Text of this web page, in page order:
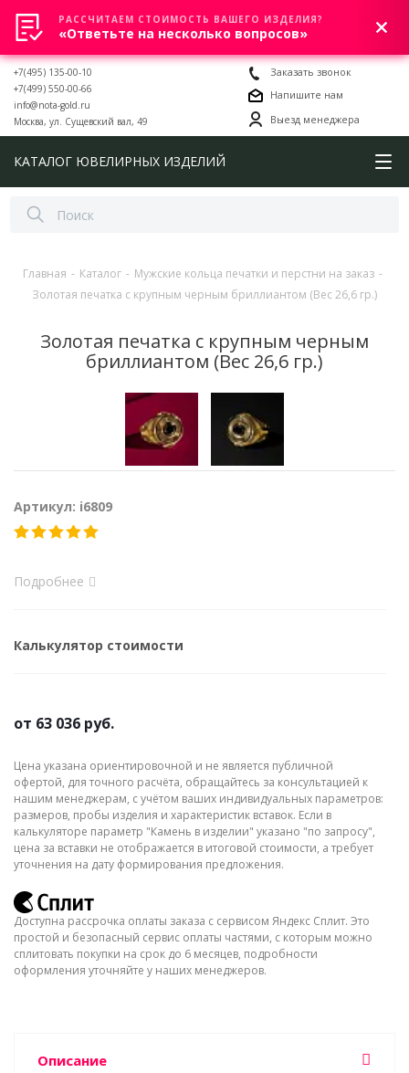
0
+7(495) 135-00-10
+7(499) 550-00-66
info@nota-gold.ru
Москва, ул. Сущевский вал, 49
Заказать звонок
Напишите нам
Выезд менеджера
КАТАЛОГ ЮВЕЛИРНЫХ ИЗДЕЛИЙ
Главная - Каталог - Мужские кольца печатки и перстни на заказ -
Золотая печатка с крупным черным бриллиантом (Вес 26,6 гр.)
Золотая печатка с крупным черным
бриллиантом (Вес 26,6 гр.)
Артикул: i6809
Подробнее
Калькулятор стоимости
от 63 036 руб.
Цена указана ориентировочной и не является публичной
офертой, для точного расчёта, обращайтесь за консультацией к
нашим менеджерам, с учётом ваших индивидуальных параметров:
размеров, пробы изделия и характеристик вставок. Если в
калькуляторе параметр "Камень в изделии" указано "по запросу",
цена за вставки не отображается в итоговой стоимости, а требует
уточнения на дату формирования предложения.
Доступна рассрочка оплаты заказа с сервисом Яндекс Сплит. Это
простой и безопасный сервис оплаты частями, с которым можно
сплитовать покупки на срок до 6 месяцев, подробности
оформления уточняйте у наших менеджеров.
Описание
РАССЧИТАЕМ СТОИМОСТЬ ВАШЕГО ИЗДЕЛИЯ?
«Ответьте на несколько вопросов»